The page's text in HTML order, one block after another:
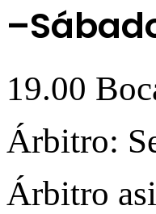
19.00
Árbitro:
Árbitro